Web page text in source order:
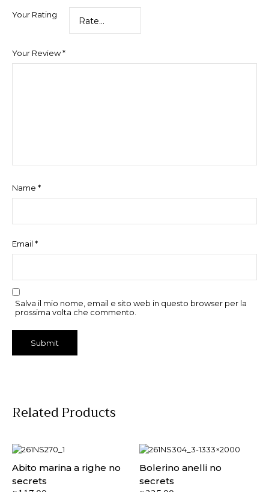
Your Rating
Your Review*
Name *
Email *
Salva il mio nome, email e sito web in questo browser per la
prossima volta che commento.
Related Products
Abito marina a righe no
secrets
Bolerino anelli no
secrets